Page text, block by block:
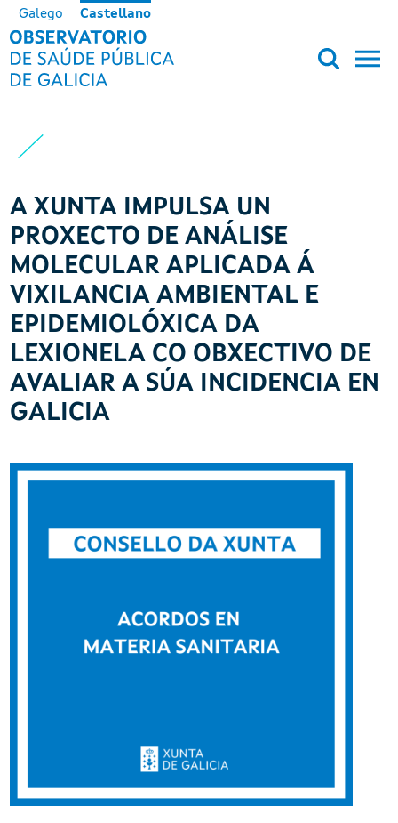
Pasar al contenido principal
Galego Castellano
OBSERVATORIO DE SALUD
A XUNTA IMPULSA UN
PROXECTO DE ANÁLISE
MOLECULAR APLICADA Á
VIXILANCIA AMBIENTAL E
EPIDEMIOLÓXICA DA
LEXIONELA CO OBXECTIVO DE
AVALIAR A SÚA INCIDENCIA EN
GALICIA
Imaxe